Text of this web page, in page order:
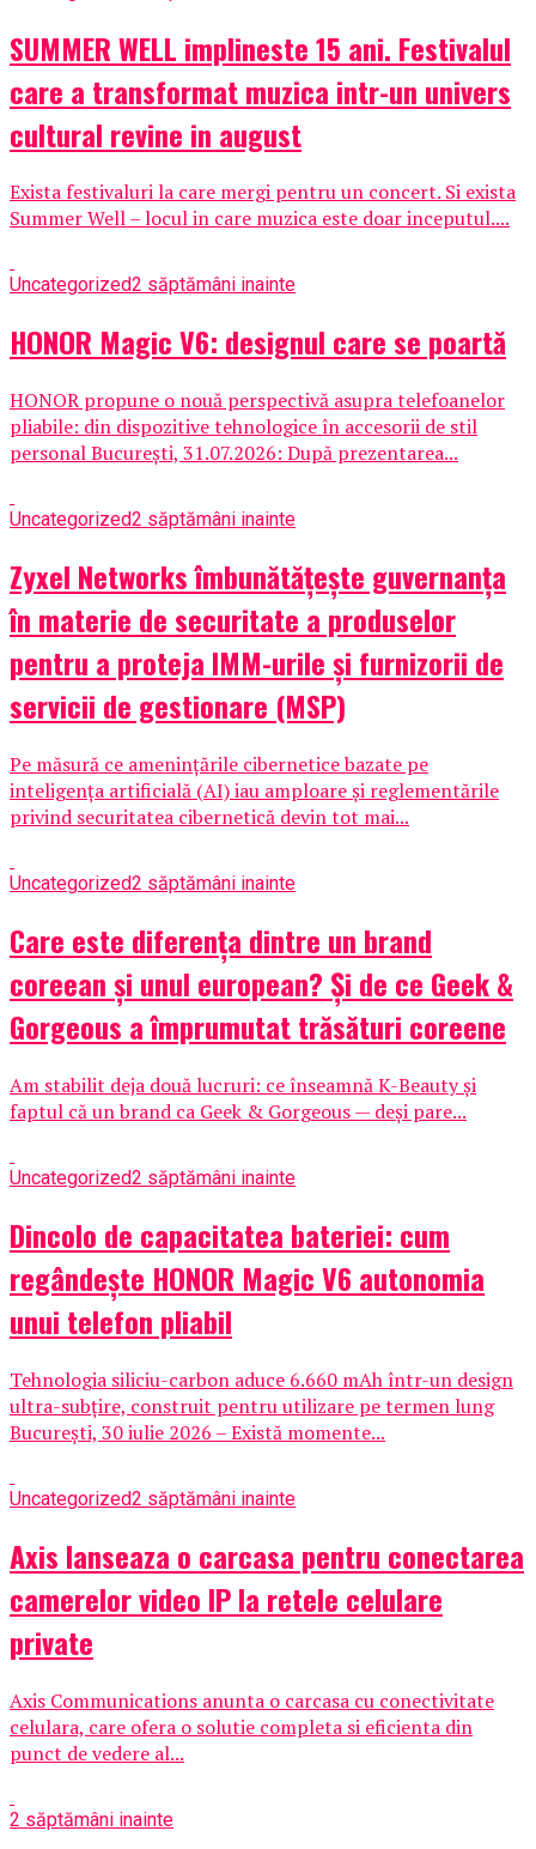
SUMMER WELL implineste 15 ani. Festivalul
care a transformat muzica intr-un univers
cultural revine in august
Exista festivaluri la care mergi pentru un concert. Si exista
Summer Well – locul in care muzica este doar inceputul....
Uncategorized2 săptămâni inainte
HONOR Magic V6: designul care se poartă
HONOR propune o nouă perspectivă asupra telefoanelor
pliabile: din dispozitive tehnologice în accesorii de stil
personal București, 31.07.2026: După prezentarea...
Uncategorized2 săptămâni inainte
Zyxel Networks îmbunătățește guvernanța
în materie de securitate a produselor
pentru a proteja IMM-urile și furnizorii de
servicii de gestionare (MSP)
Pe măsură ce amenințările cibernetice bazate pe
inteligența artificială (AI) iau amploare și reglementările
privind securitatea cibernetică devin tot mai...
Uncategorized2 săptămâni inainte
Care este diferența dintre un brand
coreean și unul european? Și de ce Geek &
Gorgeous a împrumutat trăsături coreene
Am stabilit deja două lucruri: ce înseamnă K-Beauty și
faptul că un brand ca Geek & Gorgeous — deși pare...
Uncategorized2 săptămâni inainte
Dincolo de capacitatea bateriei: cum
regândește HONOR Magic V6 autonomia
unui telefon pliabil
Tehnologia siliciu-carbon aduce 6.660 mAh într-un design
ultra-subțire, construit pentru utilizare pe termen lung
București, 30 iulie 2026 – Există momente...
Uncategorized2 săptămâni inainte
Axis lanseaza o carcasa pentru conectarea
camerelor video IP la retele celulare
private
Axis Communications anunta o carcasa cu conectivitate
celulara, care ofera o solutie completa si eficienta din
punct de vedere al...
2 săptămâni inainte